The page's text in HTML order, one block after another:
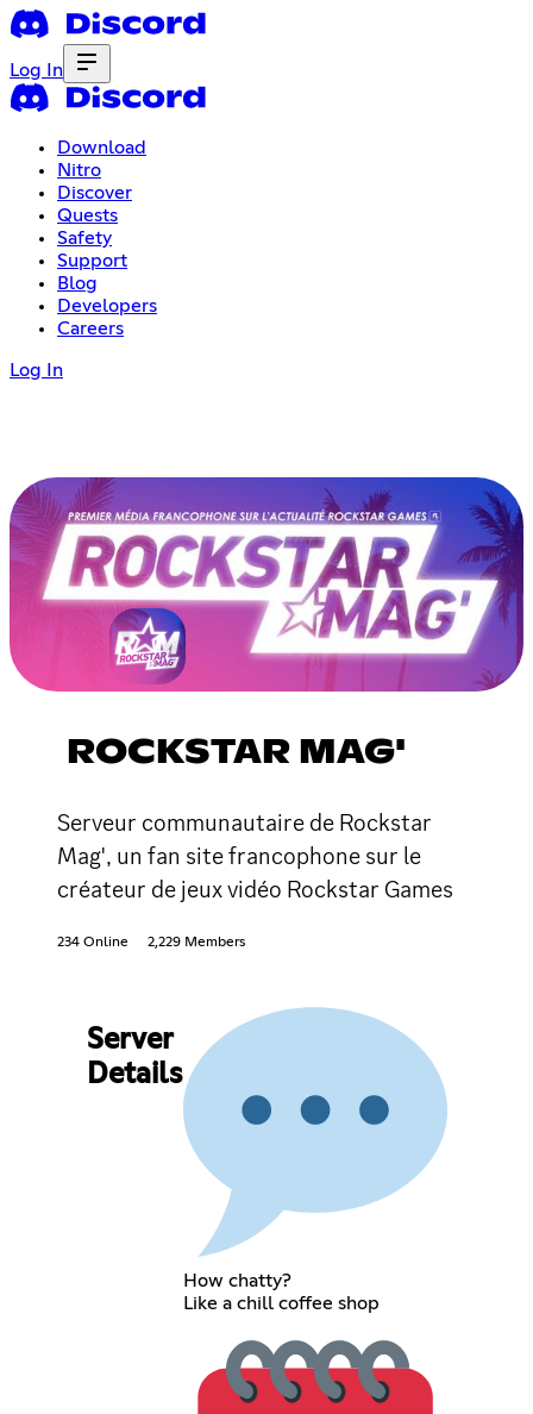
Log In
Download
Nitro
Discover
Quests
Safety
Support
Blog
Developers
Careers
Log In
ROCKSTAR MAG'
Serveur communautaire de Rockstar
Mag', un fan site francophone sur le
créateur de jeux vidéo Rockstar Games
234 Online 2,229 Members
Server
Details
How chatty?
Like a chill coffee shop